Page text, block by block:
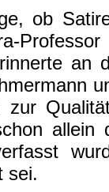
ob
an
allein
sei.